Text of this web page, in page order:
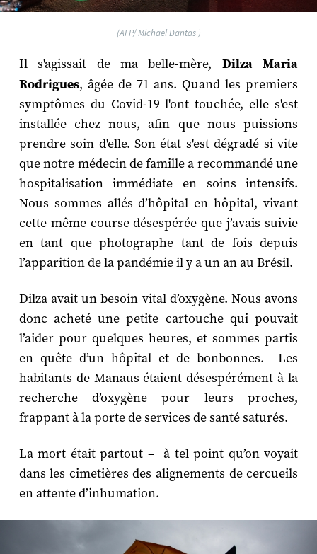
(AFP/ Michael Dantas )
Il s'agissait de ma belle-mère, Dilza Maria
Rodrigues, âgée de 71 ans. Quand les premiers
symptômes du Covid-19 l'ont touchée, elle s'est
installée chez nous, afin que nous puissions
prendre soin d'elle. Son état s'est dégradé si vite
que notre médecin de famille a recommandé une
hospitalisation immédiate en soins intensifs.
Nous sommes allés d’hôpital en hôpital, vivant
cette même course désespérée que j’avais suivie
en tant que photographe tant de fois depuis
l’apparition de la pandémie il y a un an au Brésil.
Dilza avait un besoin vital d’oxygène. Nous avons
donc acheté une petite cartouche qui pouvait
l’aider pour quelques heures, et sommes partis
en quête d’un hôpital et de bonbonnes. Les
habitants de Manaus étaient désespérément à la
recherche d’oxygène pour leurs proches,
frappant à la porte de services de santé saturés.
La mort était partout – à tel point qu’on voyait
dans les cimetières des alignements de cercueils
en attente d’inhumation.